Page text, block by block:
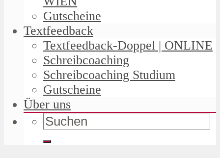
Gutscheine
Textfeedback
Textfeedback-Doppel | ONLINE
Schreibcoaching
Schreibcoaching Studium
Gutscheine
Über uns